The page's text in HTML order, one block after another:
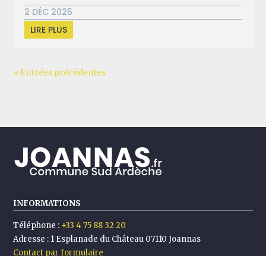
2 DÉC 2025
LIRE PLUS
« Entrées précédentes
INFORMATIONS
Téléphone : +33 4 75 88 32 20
Adresse : 1 Esplanade du Château 07110 Joannas
Contact par formulaire